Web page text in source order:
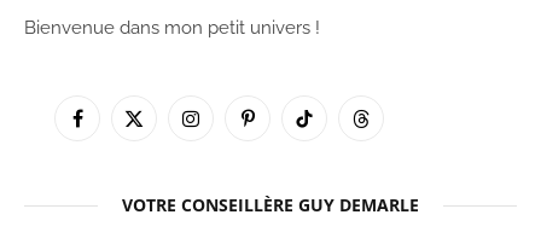
Bienvenue dans mon petit univers !
Facebook
X
InstagramPinterestTikTok Threads
VOTRE CONSEILLÈRE GUY DEMARLE